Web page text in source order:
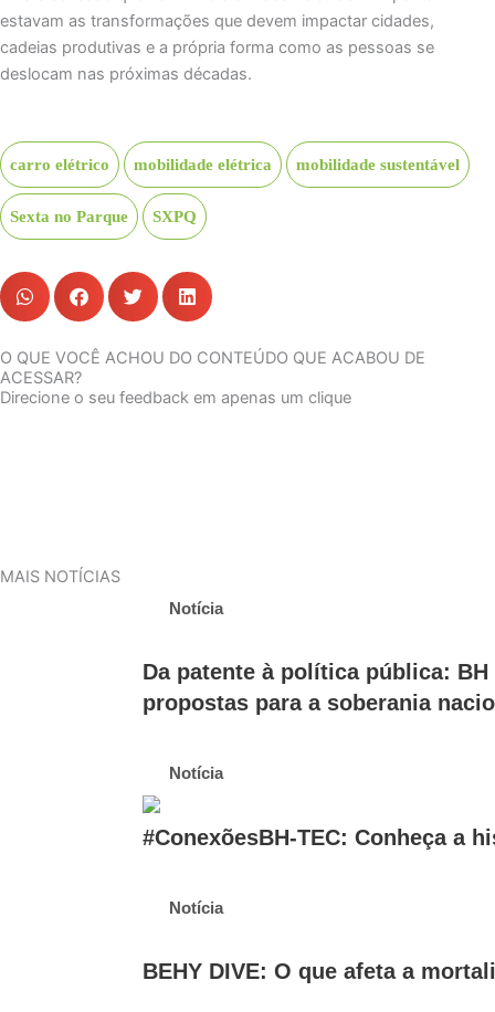
estavam as transformações que devem impactar cidades,
cadeias produtivas e a própria forma como as pessoas se
deslocam nas próximas décadas.
carro elétrico mobilidade elétrica mobilidade sustentável
Sexta no Parque SXPQ
O QUE VOCÊ ACHOU DO CONTEÚDO QUE ACABOU DE
ACESSAR?
Direcione o seu feedback em apenas um clique
MAIS NOTÍCIAS
Notícia
Da patente à política pública:
propostas para a soberania
Notícia
#ConexõesBH-TEC: Conheça a
Notícia
BEHY DIVE: O que afeta a